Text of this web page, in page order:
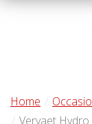
Home
Vervaet Hydro